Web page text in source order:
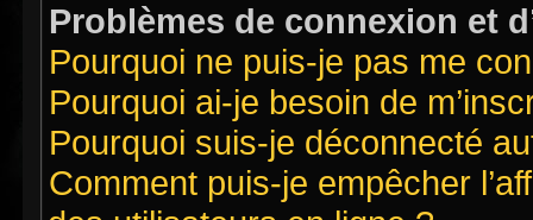
Problèmes de connexion et
Pourquoi ne puis-je pas me
Pourquoi ai-je besoin de
Pourquoi suis-je déconnecté
Comment puis-je empêcher